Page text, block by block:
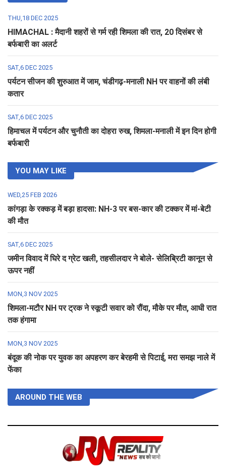
THU,18 DEC 2025
HIMACHAL : मैदानी शहरों से गर्म रही शिमला की रात, 20 दिसंबर से
बर्फबारी का अलर्ट
SAT,6 DEC 2025
पर्यटन सीजन की शुरुआत में जाम, चंडीगढ़-मनाली NH पर वाहनों की लंबी
कतार
SAT,6 DEC 2025
हिमाचल में पर्यटन और चुनौती का दोहरा रुख, शिमला-मनाली में इन दिन होगी
बर्फबारी
YOU MAY LIKE
WED,25 FEB 2026
कांगड़ा के रक्कड़ में बड़ा हादसा: NH-3 पर बस-कार की टक्कर में मां-बेटी
की मौत
SAT,6 DEC 2025
जमीन विवाद में घिरे द ग्रेट खली, तहसीलदार ने बोले- सेलिब्रिटी कानून से
ऊपर नहीं
MON,3 NOV 2025
शिमला-मटौर NH पर ट्रक ने स्कूटी सवार को रौंदा, मौके पर मौत, आधी रात
तक हंगामा
MON,3 NOV 2025
बंदूक की नोक पर युवक का अपहरण कर बेरहमी से पिटाई, मरा समझ नाले में
फेंका
AROUND THE WEB